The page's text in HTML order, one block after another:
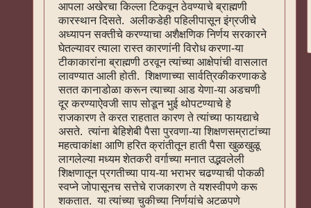
आपला अखेरचा किल्ला टिकवून ठेवण्याचे ब्राह्मणी
कारस्थान दिसते. अलीकडेही पहिलीपासून इंग्रजीचे
अध्यापन सक्तीचे करण्याचा अशैक्षणिक निर्णय सरकारने
घेतल्यावर त्याला रास्त कारणांनी विरोध करणा-या
टीकाकारांना ब्राह्मणी ठरवून त्यांच्या आक्षेपांची वासलात
लावण्यात आली होती. शिक्षणाच्या सार्वत्रिकीकरणाकडे
सतत कानाडोळा करून त्याच्या आड येणा-या अडचणी
दूर करण्याऐवजी साप सोडून भुई थोपटण्याचे हे
राजकारण ते करत राहतात कारण ते त्यांच्या फायद्याचे
असते. त्यांना बेहिशेबी पैसा पुरवणा-या शिक्षणसम्राटांच्या
महत्वाकांक्षा आणि हरित क्रांतीतून हाती पैसा खुळखुळू
लागलेल्या मध्यम शेतकरी वर्गाच्या मनात उद्भवलेली
शिक्षणातून प्रगतीच्या पाय-या भराभर चढण्याची पोकळी
स्वप्ने जोपासूनच सत्तेचे राजकारण ते यशस्वीपणे करू
शकतात. या त्यांच्या चुकीच्या निर्णयांचे अटळपणे